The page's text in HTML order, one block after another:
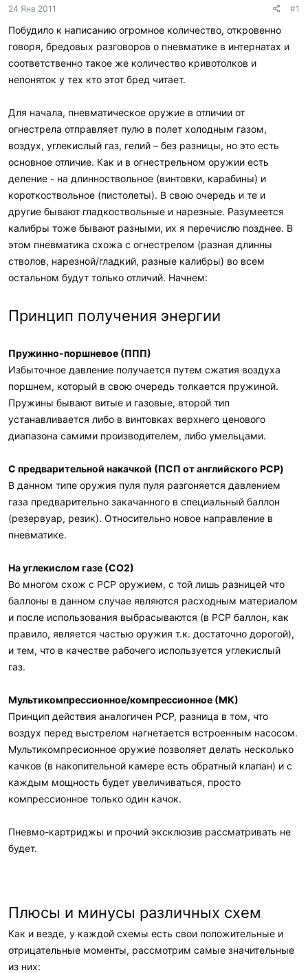
ы
24 Янв 2011 #1
Побудило к написанию огромное количество, откровенно
говоря, бредовых разговоров о пневматике в интернатах и
соответственно такое же количество кривотолков и
непоняток у тех кто этот бред читает.
Для начала, пневматическое оружие в отличии от
огнестрела отправляет пулю в полет холодным газом,
воздух, углекислый газ, гелий – без разницы, но это есть
основное отличие. Как и в огнестрельном оружии есть
деление - на длинноствольное (винтовки, карабины) и
короткоствольное (пистолеты). В свою очередь и те и
другие бывают гладкоствольные и нарезные. Разумеется
калибры тоже бывают разными, их я перечислю позднее. В
этом пневматика схожа с огнестрелом (разная длинны
стволов, нарезной/гладкий, разные калибры) во всем
остальном будут только отличий. Начнем:
Принцип получения энергии
Пружинно-поршневое (ППП)
Избыточное давление получается путем сжатия воздуха
поршнем, который в свою очередь толкается пружиной.
Пружины бывают витые и газовые, второй тип
устанавливается либо в винтовках верхнего ценового
диапазона самими производителем, либо умельцами.
С предварительной накачкой (ПСП от английского PCP)
В данном типе оружия пуля пуля разгоняется давлением
газа предварительно закачанного в специальный баллон
(резервуар, резик). Относительно новое направление в
пневматике.
На углекислом газе (СО2)
Во многом схож с PCP оружием, с той лишь разницей что
баллоны в данном случае являются расходным материалом
и после использования выбрасываются (в PCP баллон, как
правило, является частью оружия т.к. достаточно дорогой),
и тем, что в качестве рабочего используется углекислый
газ.
Мультикомпрессионное/компрессионное (МК)
Принцип действия аналогичен PCP, разница в том, что
воздух перед выстрелом нагнетается встроенным насосом.
Мультикомпресионное оружие позволяет делать несколько
качков (в накопительной камере есть обратный клапан) и с
каждым мощность будет увеличиваться, просто
компрессионное только один качок.
Пневмо-картриджы и прочий эксклюзив рассматривать не
будет.
Плюсы и минусы различных схем
Как и везде, у каждой схемы есть свои положительные и
отрицательные моменты, рассмотрим самые значительные
из них: